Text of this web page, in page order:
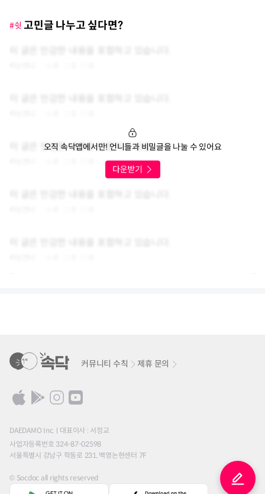
#쉿 고민글 나누고 싶다면?
이 글은 민감한 내용을 포함하고 있습니다.
오직 속닥앱에서만! 언니들과 비밀글을 나눌 수 있어요
커뮤니티 수칙 제휴 문의
DAEDAMO Inc.
대표이사 : 서정교
사업자등록번호 324-87-02598
서울특별시 강남구 학동로 231, 백영논현센터 7F
© Socdoc all rights reserved